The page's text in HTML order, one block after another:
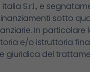
S.r.l., e
sotto
In particolare
e/o istruttoria
del